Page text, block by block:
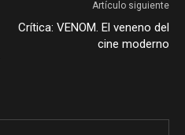
Artículo siguiente
Crítica: VENOM. El veneno del
cine moderno